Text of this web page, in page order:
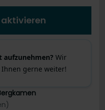
aktivieren
aufzunehmen? Wir
gerne weiter!
)